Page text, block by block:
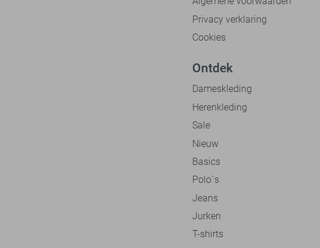
Privacy verklaring
Cookies
Ontdek
Dameskleding
Herenkleding
Sale
Nieuw
Basics
Polo`s
Jeans
Jurken
T-shirts